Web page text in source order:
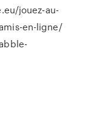
jouez-au-
en-ligne/